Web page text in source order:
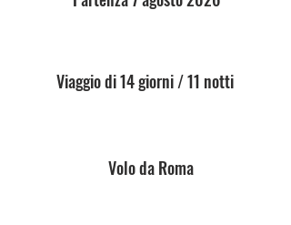
Viaggio di 14 giorni / 11 notti
Volo da Roma